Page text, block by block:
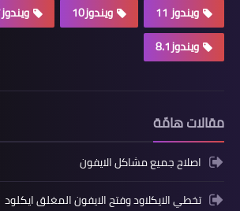
ويندوز 11
ويندوز10
ويندوز7
ويندوز8.1
مقالات هامّة
اصلاح جميع مشاكل الايفون
تخطي الايكلاود وفتح الايفون المغلق ايكلود